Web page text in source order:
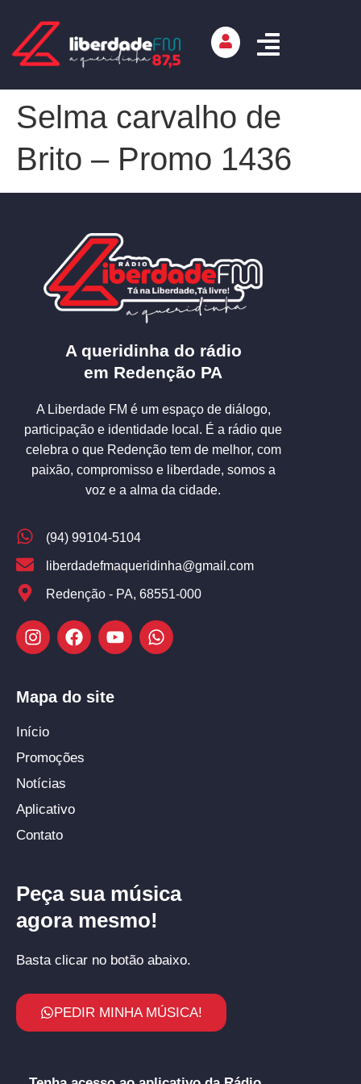
Selma carvalho de
Brito – Promo 1436
A queridinha do rádio
em Redenção PA
A Liberdade FM é um espaço de diálogo,
participação e identidade local. É a rádio que
celebra o que Redenção tem de melhor, com
paixão, compromisso e liberdade, somos a
voz e a alma da cidade.
(94) 99104-5104
liberdadefmaqueridinha@gmail.com
Redenção - PA, 68551-000
Mapa do site
Início
Promoções
Notícias
Aplicativo
Contato
Peça sua música
agora mesmo!
Basta clicar no botão abaixo.
PEDIR MINHA MÚSICA!